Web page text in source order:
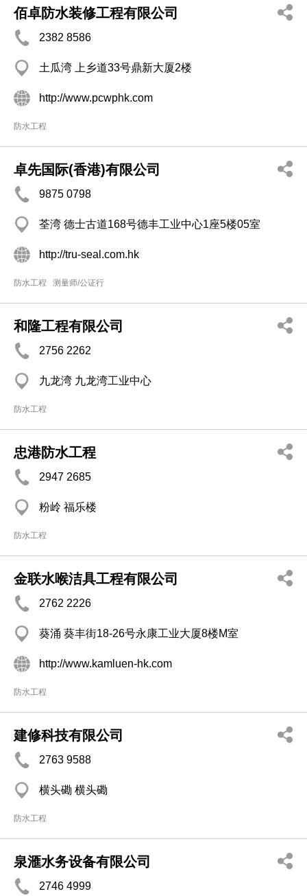
佰卓防水装修工程有限公司
2382 8586
土瓜湾 上乡道33号鼎新大厦2楼
http://www.pcwphk.com
防水工程
卓先国际(香港)有限公司
9875 0798
荃湾 德士古道168号德丰工业中心1座5楼05室
http://tru-seal.com.hk
防水工程 测量师/公证行
和隆工程有限公司
2756 2262
九龙湾 九龙湾工业中心
防水工程
忠港防水工程
2947 2685
粉岭 福乐楼
防水工程
金联水喉洁具工程有限公司
2762 2226
葵涌 葵丰街18-26号永康工业大厦8楼M室
http://www.kamluen-hk.com
防水工程
建修科技有限公司
2763 9588
横头磡 横头磡
防水工程
泉滙水务设备有限公司
2746 4999